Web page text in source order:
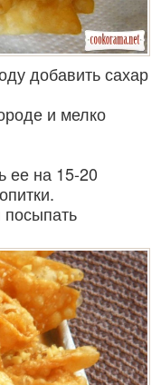
добавить сахар
и мелко
ее на 15-20